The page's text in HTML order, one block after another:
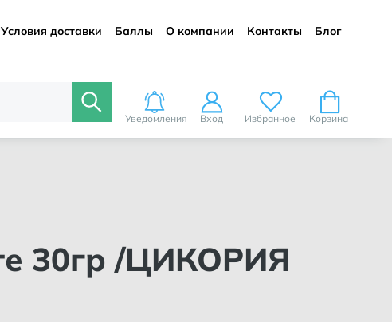
Условия доставки Баллы О компании Контакты Блог
Уведомления Вход Избранное Корзина